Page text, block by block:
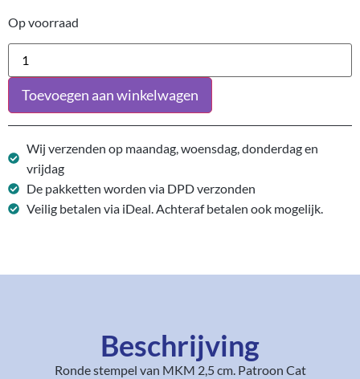
Op voorraad
Toevoegen aan winkelwagen
Wij verzenden op maandag, woensdag, donderdag en
vrijdag
De pakketten worden via DPD verzonden
Veilig betalen via iDeal. Achteraf betalen ook mogelijk.
Beschrijving
Ronde stempel van MKM 2,5 cm. Patroon Cat